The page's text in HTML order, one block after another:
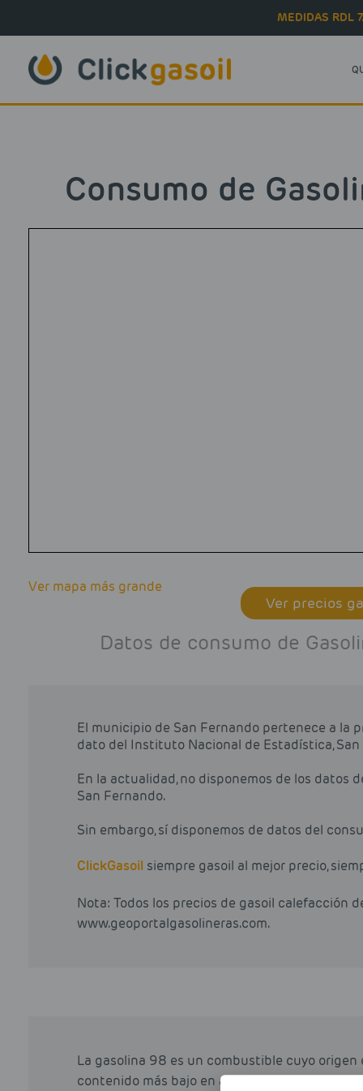
MEDIDAS RDL
Consumo de
Ver mapa más grande
Ver precios
Datos de consumo de
El municipio de San Fernando pertenece a la
dato del Instituto Nacional de Estadística,
En la actualidad, no disponemos de los datos
San Fernando.
Sin embargo, sí disponemos de datos del
ClickGasoil siempre gasoil al mejor precio,
Nota: Todos los precios de gasoil calefacción
www.geoportalgasolineras.com.
La gasolina 98 es un combustible cuyo
contenido más bajo en azufre que otros